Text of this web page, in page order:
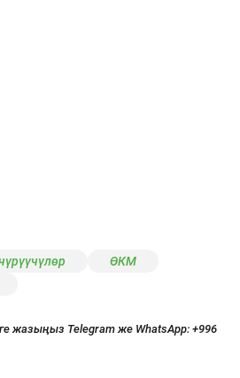
ӨКМ
жазыңыз Telegram же WhatsApp: +996